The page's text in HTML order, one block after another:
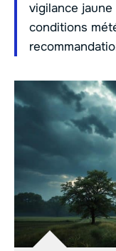
vigilance
conditions